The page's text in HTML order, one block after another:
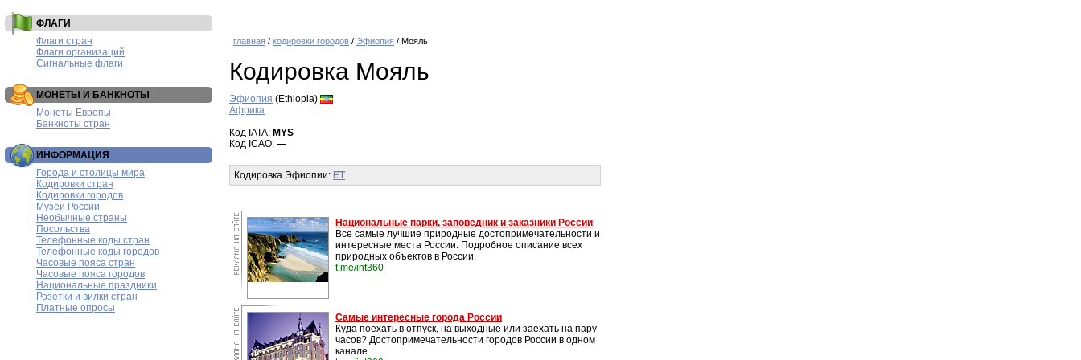
ФЛАГИ
Флаги стран
Флаги организаций
Сигнальные флаги
МОНЕТЫ И БАНКНОТЫ
Монеты Европы
Банкноты стран
ИНФОРМАЦИЯ
Города и столицы мира
Кодировки стран
Кодировки городов
Музеи России
Необычные страны
Посольства
Телефонные коды стран
Телефонные коды городов
Часовые пояса стран
Часовые пояса городов
Национальные праздники
Розетки и вилки стран
Платные опросы
главная / кодировки городов / Эфиопия / Мояль
Кодировка Мояль
Эфиопия (Ethiopia)
Африка
Код IATA: MYS
Код ICAO: —
Кодировка Эфиопии: ET
Национальные парки, заповедник и заказники России
Все самые лучшие природные достопримечательности и
интересные места России. Подробное описание всех
природных объектов в России.
t.me/int360
Самые интересные города России
Куда поехать в отпуск, на выходные или заехать на пару
часов? Достопримечательности городов России в одном
канале.